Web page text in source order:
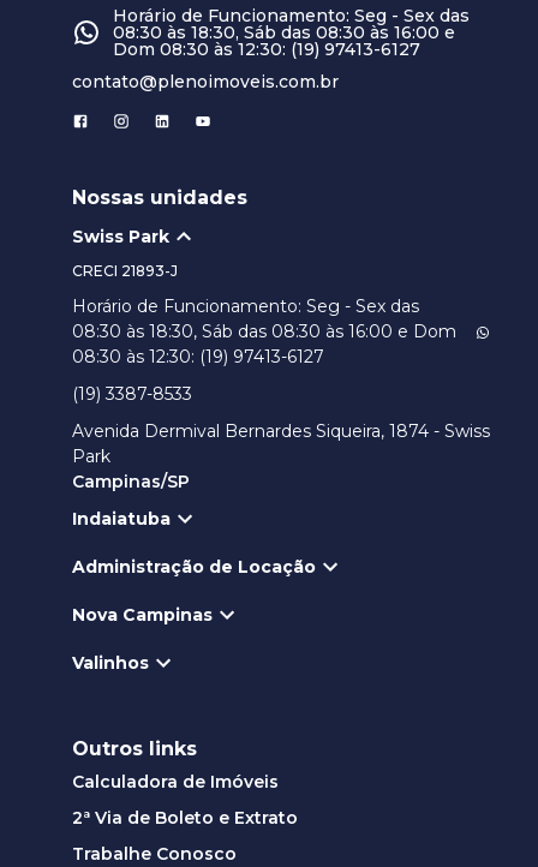
Horário de Funcionamento: Seg - Sex das
08:30 às 18:30, Sáb das 08:30 às 16:00 e
Dom 08:30 às 12:30: (19) 97413-6127
contato@plenoimoveis.com.br
Nossas unidades
Swiss Park
CRECI 21893-J
Horário de Funcionamento: Seg - Sex das
08:30 às 18:30, Sáb das 08:30 às 16:00 e Dom
08:30 às 12:30: (19) 97413-6127
(19) 3387-8533
Avenida Dermival Bernardes Siqueira, 1874 - Swiss
Park
Campinas/SP
Indaiatuba
Administração de Locação
Nova Campinas
Valinhos
Outros links
Calculadora de Imóveis
2ª Via de Boleto e Extrato
Trabalhe Conosco